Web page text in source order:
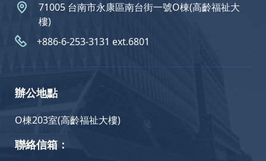
71005 台南市永康區南台街一號O棟(高齡福祉大
樓)
+886-6-253-3131 ext.6801
辦公地點
O棟203室(高齡福祉大樓)
聯絡信箱：